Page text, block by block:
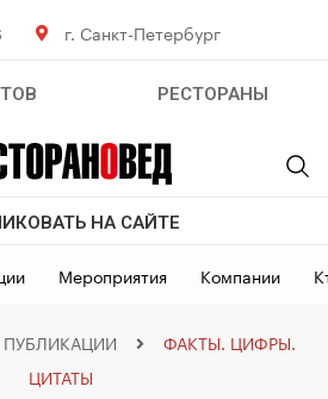
г. Санкт-Петербург
РЕСТОРАНЫ
НА САЙТЕ
Мероприятия Компании
ПУБЛИКАЦИИ
ФАКТЫ. ЦИФРЫ.
ЦИТАТЫ